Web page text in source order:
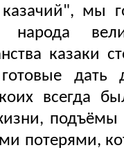
казачий", мы
народа
казаки
готовые
всегда
потерями,